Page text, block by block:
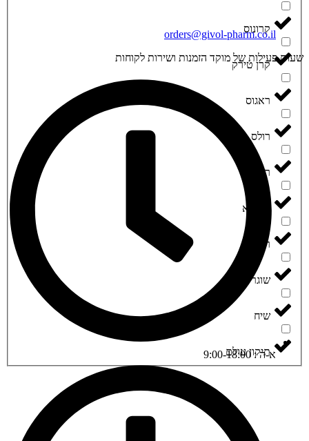
‮קרונוס‬
‮קרן טירק‬
‮ראגוס‬
‮רולס‬
‮רפא‬
‮רפאנא‬
‮רפק‬
‮שוגר ליף‬
‮שיח‬
‮תיקון עולם‬
orders@givol-pharm.co.il
פעילות של מוקד הזמנות ושירות לקוחות
א-ה : 9:00-18:00